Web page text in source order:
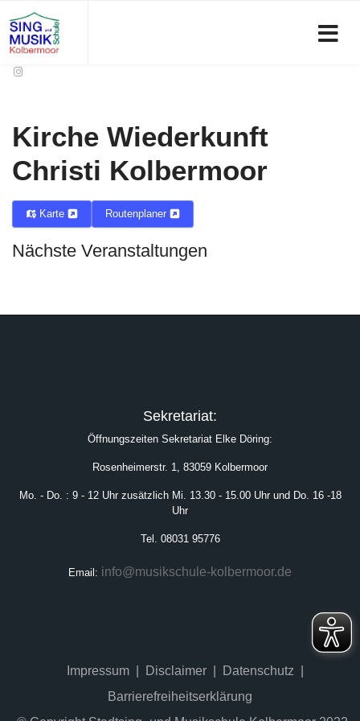
Kirche Wiederkunft
Christi Kolbermoor
Karte Routenplaner
Nächste Veranstaltungen
Sekretariat:
Öffnungszeiten Sekretariat Elke Döring:
Rosenheimerstr. 1, 83059 Kolbermoor
Mo. - Do. : 9 - 12 Uhr zusätzlich Mi. 13.30 - 15.00 Uhr und Do. 16 -18
Uhr
Tel. 08031 95776
Email: info@musikschule-kolbermoor.de
Impressum Disclaimer
Datenschutz
Barrierefreiheitserklärung